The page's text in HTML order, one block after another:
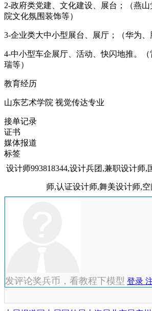
2-政府类党建、文化建设、展台；（燕
院文化氛围装饰等）
3-企业类大中小型展台、展厅；（华为、
4-中小型车企展厅、活动、快闪地推。
瑞等）
教育经历
山东艺术学院 视觉传达专业
接单记录
证书
媒体报道
标签
设计师993818344,设计兵团,兼职设计师,
师,认证设计师,舞美设计师,
发评论奖兵币，看教程下模型 登录